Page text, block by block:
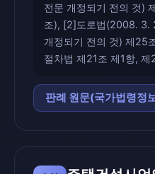
전문 개정되기 전의 것)
조), [2]도로법(2008. 3.
개정되기 전의 것) 제25
절차법 제21조 제1항,
판례 원문(국가법령정